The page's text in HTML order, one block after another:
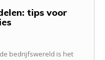
tips voor
bedrijfswereld is het